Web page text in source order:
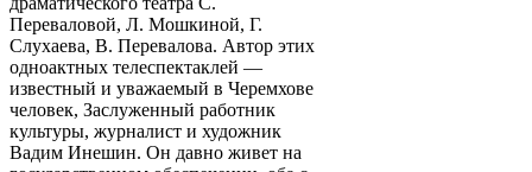
Переваловой, Л. Мошкиной, Г.
Слухаева, В. Перевалова. Автор этих
одноактных телеспектаклей —
известный и уважаемый в Черемхове
человек, Заслуженный работник
культуры, журналист и художник
Вадим Инешин. Он давно живет на